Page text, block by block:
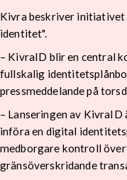
Kivra beskriver initiativet
identitet".
– KivraID blir en central
fullskalig
pressmeddelande på
– Lanseringen av
införa en digital
medborgare kontroll
gränsöverskridande